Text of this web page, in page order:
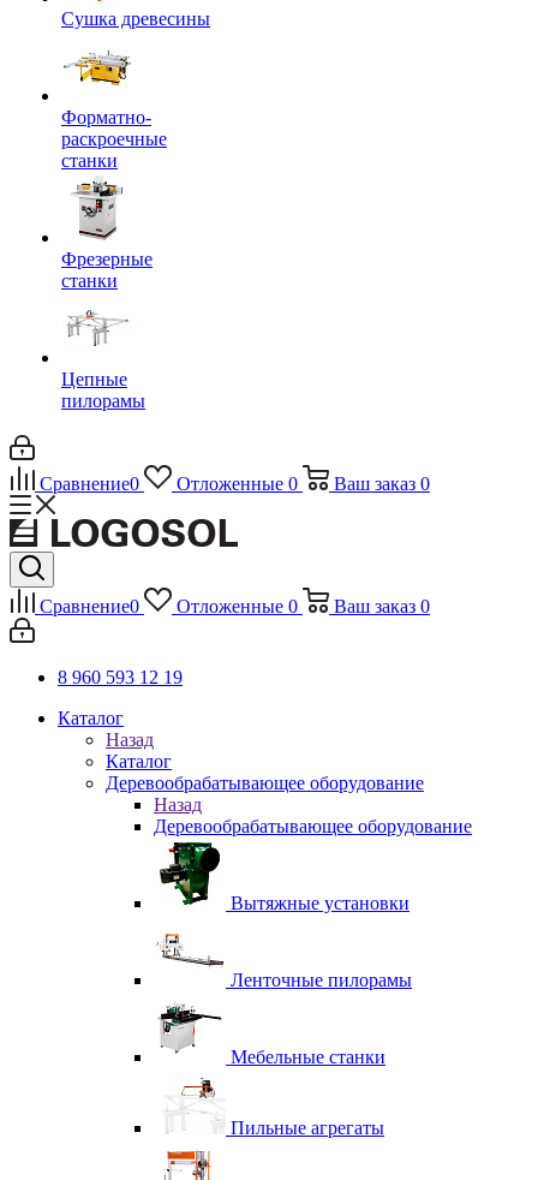
Сушка древесины
Форматно-
раскроечные
станки
Фрезерные
станки
Цепные
пилорамы
Сравнение0 Отложенные 0 Ваш заказ 0
Сравнение0 Отложенные 0 Ваш заказ 0
8 960 593 12 19
Каталог
Назад
Каталог
Деревообрабатывающее оборудование
Назад
Деревообрабатывающее оборудование
Вытяжные установки
Ленточные пилорамы
Мебельные станки
Пильные агрегаты